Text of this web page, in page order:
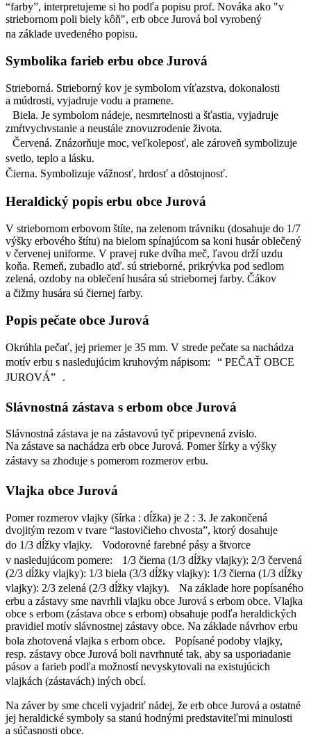
“farby”, interpretujeme si ho podľa popisu prof. Nováka ako "v
striebornom poli biely kôň", erb obce Jurová bol vyrobený
na základe uvedeného popisu.
Symbolika farieb erbu obce Jurová
Strieborná. Strieborný kov je symbolom víťazstva, dokonalosti
a múdrosti, vyjadruje vodu a pramene.
Biela. Je symbolom nádeje, nesmrtelnosti a šťastia, vyjadruje
zmŕtvychvstanie a neustále znovuzrodenie života.
Červená. Znázorňuje moc, veľkoleposť, ale zároveň symbolizuje
svetlo, teplo a lásku.
Čierna. Symbolizuje vážnosť, hrdosť a dôstojnosť.
Heraldický popis erbu obce Jurová
V striebornom erbovom štíte, na zelenom trávniku (dosahuje do 1/7
výšky erbového štítu) na bielom spínajúcom sa koni husár oblečený
v červenej uniforme. V pravej ruke dvíha meč, ľavou drží uzdu
koňa. Remeň, zubadlo atď. sú strieborné, prikrývka pod sedlom
zelená, ozdoby na oblečení husára sú striebornej farby. Čákov
a čižmy husára sú čiernej farby.
Popis pečate obce Jurová
Okrúhla pečať, jej priemer je 35 mm. V strede pečate sa nachádza
motív erbu s nasledujúcim kruhovým nápisom: “ PEČAŤ OBCE
JUROVÁ” .
Slávnostná zástava s erbom obce Jurová
Slávnostná zástava je na zástavovú tyč pripevnená zvislo.
Na zástave sa nachádza erb obce Jurová. Pomer šírky a výšky
zástavy sa zhoduje s pomerom rozmerov erbu.
Vlajka obce Jurová
Pomer rozmerov vlajky (šírka : dĺžka) je 2 : 3. Je zakončená
dvojitým rezom v tvare “lastovičieho chvosta”, ktorý dosahuje
do 1/3 dĺžky vlajky. Vodorovné farebné pásy a štvorce
v nasledujúcom pomere: 1/3 čierna (1/3 dĺžky vlajky): 2/3 červená
(2/3 dĺžky vlajky): 1/3 biela (3/3 dĺžky vlajky): 1/3 čierna (1/3 dĺžky
vlajky): 2/3 zelená (2/3 dĺžky vlajky). Na základe hore popísaného
erbu a zástavy sme navrhli vlajku obce Jurová s erbom obce. Vlajka
obce s erbom (zástava obce s erbom) obsahuje podľa heraldických
pravidiel motív slávnostnej zástavy obce. Na základe návrhov erbu
bola zhotovená vlajka s erbom obce. Popísané podoby vlajky,
resp. zástavy obce Jurová boli navrhnuté tak, aby sa usporiadanie
pásov a farieb podľa možností nevyskytovali na existujúcich
vlajkách (zástavách) iných obcí.
Na záver by sme chceli vyjadriť nádej, že erb obce Jurová a ostatné
jej heraldické symboly sa stanú hodnými predstaviteľmi minulosti
a súčasnosti obce.